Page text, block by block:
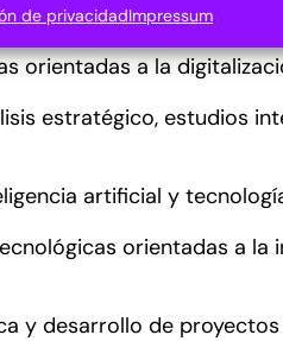
de privacidadImpressum
y sistemas digitales
orientadas a la
estratégico, estudios
artificial y
orientadas a
y desarrollo de